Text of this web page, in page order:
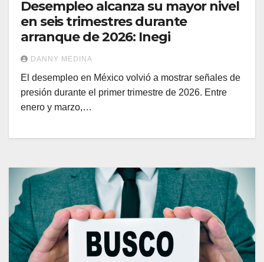
Desempleo alcanza su mayor nivel
en seis trimestres durante
arranque de 2026: Inegi
DANNY MEDINA
El desempleo en México volvió a mostrar señales de
presión durante el primer trimestre de 2026. Entre
enero y marzo,…